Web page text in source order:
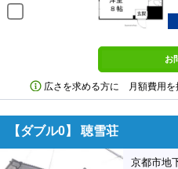
お
広さを求める方に 月額費用
【ダブル0】 聴雪荘
京都市地